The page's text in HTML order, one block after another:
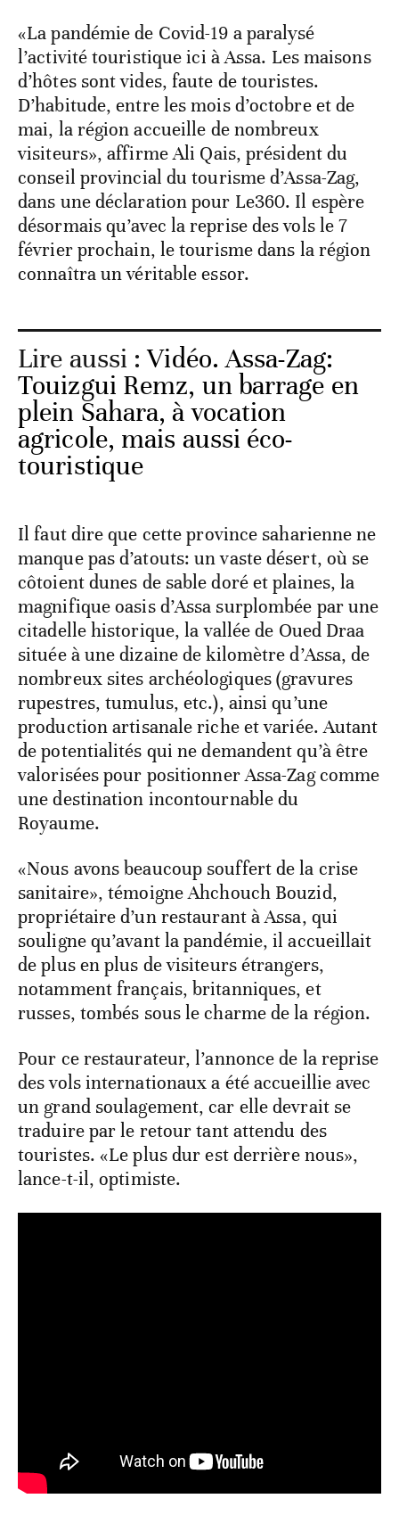
«La pandémie de Covid-19 a paralysé
l’activité touristique ici à Assa. Les maisons
d’hôtes sont vides, faute de touristes.
D’habitude, entre les mois d’octobre et de
mai, la région accueille de nombreux
visiteurs», affirme Ali Qais, président du
conseil provincial du tourisme d’Assa-Zag,
dans une déclaration pour Le360. Il espère
désormais qu’avec la reprise des vols le 7
février prochain, le tourisme dans la région
connaîtra un véritable essor.
Lire aussi :Vidéo. Assa-Zag:
Touizgui Remz, un barrage en
plein Sahara, à vocation
agricole, mais aussi éco-
touristique
Il faut dire que cette province saharienne ne
manque pas d’atouts: un vaste désert, où se
côtoient dunes de sable doré et plaines, la
magnifique oasis d’Assa surplombée par une
citadelle historique, la vallée de Oued Draa
située à une dizaine de kilomètre d’Assa, de
nombreux sites archéologiques (gravures
rupestres, tumulus, etc.), ainsi qu’une
production artisanale riche et variée. Autant
de potentialités qui ne demandent qu’à être
valorisées pour positionner Assa-Zag comme
une destination incontournable du
Royaume.
«Nous avons beaucoup souffert de la crise
sanitaire», témoigne Ahchouch Bouzid,
propriétaire d’un restaurant à Assa, qui
souligne qu’avant la pandémie, il accueillait
de plus en plus de visiteurs étrangers,
notamment français, britanniques, et
russes, tombés sous le charme de la région.
Pour ce restaurateur, l’annonce de la reprise
des vols internationaux a été accueillie avec
un grand soulagement, car elle devrait se
traduire par le retour tant attendu des
touristes. «Le plus dur est derrière nous»,
lance-t-il, optimiste.